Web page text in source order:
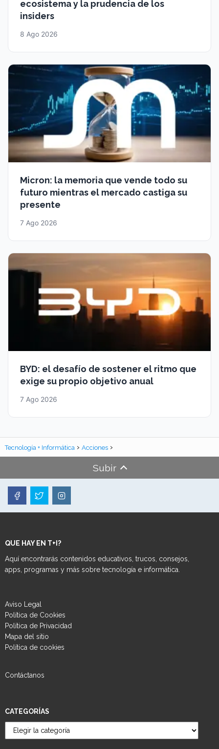
ecosistema y la prudencia de los
insiders
8 Ago 2026
Micron: la memoria que vende todo su
futuro mientras el mercado castiga su
presente
7 Ago 2026
BYD: el desafío de sostener el ritmo que
exige su propio objetivo anual
7 Ago 2026
Tecnología + Informática Acciones
Subir
QUE HAY EN T+I?
Aquí encontrarás contenidos educativos, trucos, consejos,
apps, programas y más sobre tecnología e informática.
Aviso Legal
Política de Cookies
Política de Privacidad
Mapa del sitio
Política de cookies
Contáctanos
CATEGORÍAS